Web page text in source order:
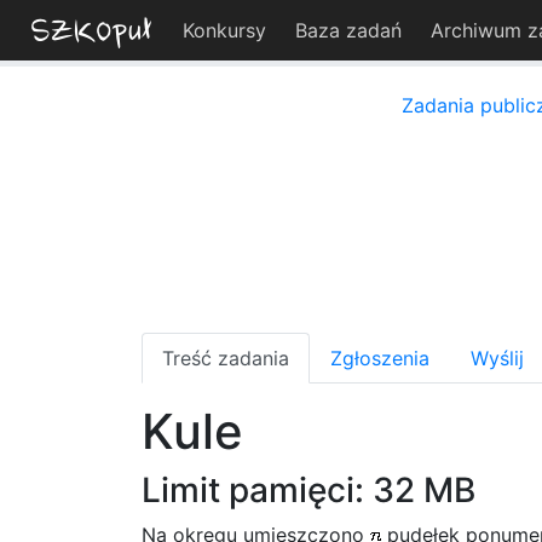
Konkursy Baza zadań Archiwum
Zadania
Treść zadania Zgłoszenia Wyślij
Kule
Limit pamięci: 32 MB
Na okręgu umieszczono pudełek